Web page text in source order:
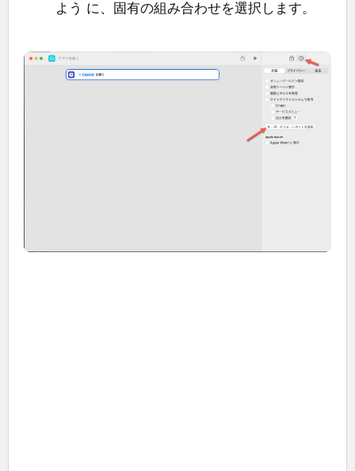
よう に、固有の組み合わせを選択します。